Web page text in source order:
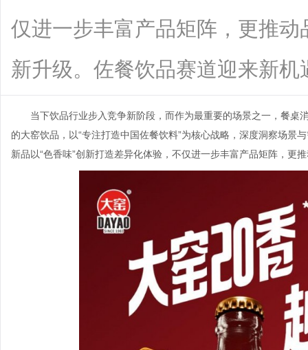
仅进一步丰富产品矩阵，更推动
新升级。佐餐饮品赛道迎来新机
当下饮品行业步入竞争新阶段，而作为最重要的场景之一，餐
的大窑饮品，以“专注打造中国佐餐饮料”为核心战略，深度洞察场
新品以“色香味”创新打造差异化体验，不仅进一步丰富产品矩阵，更